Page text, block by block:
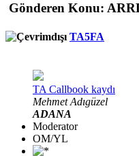
Gönderen Konu:
TA5FA
TA Callbook kaydı
Mehmet Adıgüzel
ADANA
Moderator
OM/YL